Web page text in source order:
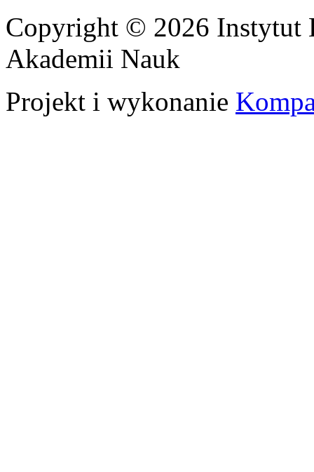
Copyright © 2026 Instytut
Akademii Nauk
Projekt i wykonanie